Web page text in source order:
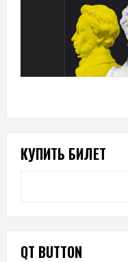
КУПИТЬ БИЛЕТ
QT BUTTON